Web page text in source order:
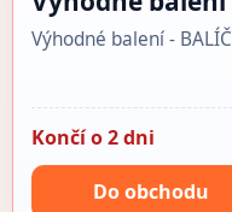
Výhodné balení -
Končí o 2 dni
Do obchodu